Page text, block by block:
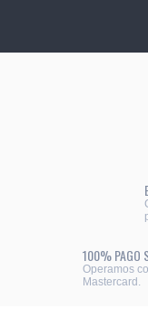
100% PAGO
Operamos
Mastercard.